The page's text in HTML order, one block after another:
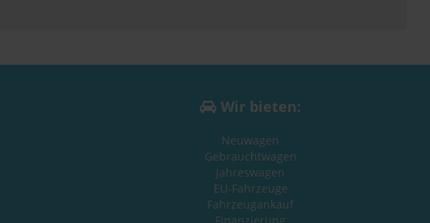
Wir bieten:
Neuwagen
Gebrauchtwagen
Jahreswagen
EU-Fahrzeuge
Fahrzeugankauf